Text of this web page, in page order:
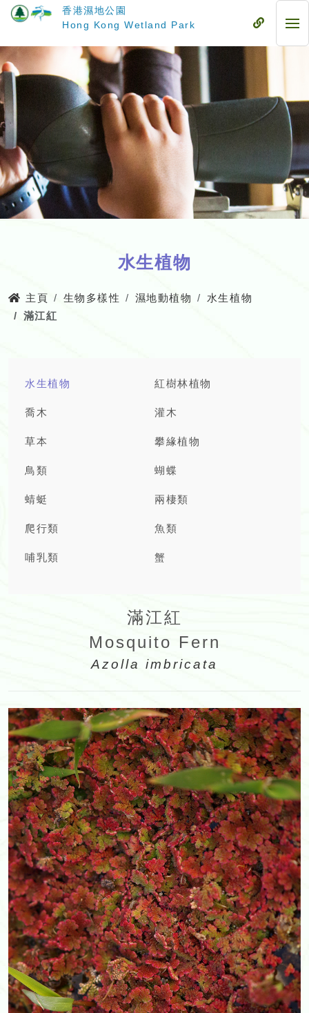
要
內
容
香港濕地公園
Hong Kong Wetland Park
流
流
動
水生植物
主頁 生物多樣性 濕地動植物
水生植物
滿江紅
水生植物 紅樹林植物
喬木 灌木
草本 攀緣植物
鳥類 蝴蝶
蜻蜓 兩棲類
爬行類 魚類
哺乳類 蟹
滿江紅
Mosquito Fern
Azolla imbricata